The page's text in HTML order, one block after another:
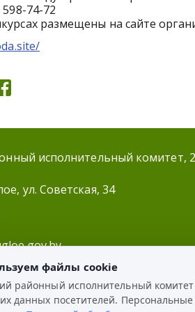
74-72
размещены на сайте
исполнительный комитет,
ул. Советская, 34
файлы cookie
районный исполнительный
данных посетителей.